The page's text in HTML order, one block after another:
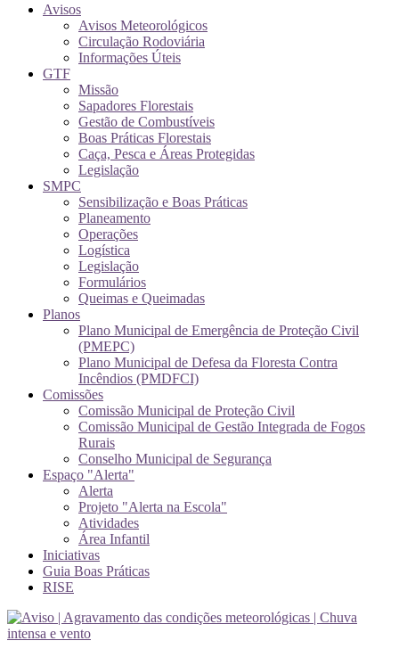
Avisos
Avisos Meteorológicos
Circulação Rodoviária
Informações Úteis
GTF
Missão
Sapadores Florestais
Gestão de Combustíveis
Boas Práticas Florestais
Caça, Pesca e Áreas Protegidas
Legislação
SMPC
Sensibilização e Boas Práticas
Planeamento
Operações
Logística
Legislação
Formulários
Queimas e Queimadas
Planos
Plano Municipal de Emergência de Proteção Civil
(PMEPC)
Plano Municipal de Defesa da Floresta Contra
Incêndios (PMDFCI)
Comissões
Comissão Municipal de Proteção Civil
Comissão Municipal de Gestão Integrada de Fogos
Rurais
Conselho Municipal de Segurança
Espaço "Alerta"
Alerta
Projeto "Alerta na Escola"
Atividades
Área Infantil
Iniciativas
Guia Boas Práticas
RISE